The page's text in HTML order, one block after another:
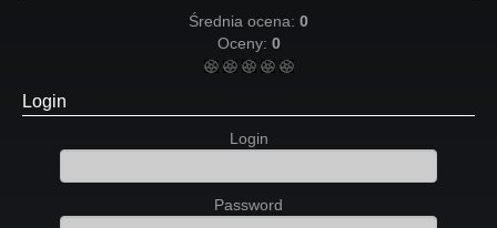
Średnia ocena: 0
Oceny: 0
Login
Login
Password